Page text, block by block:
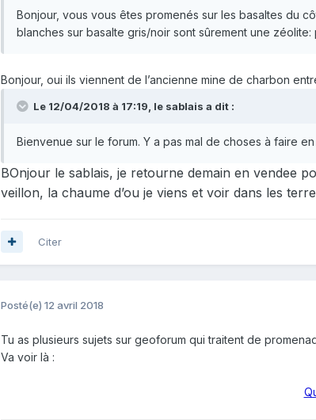
Bonjour, vous vous êtes promenés sur les basaltes du
blanches sur basalte gris/noir sont sûrement une
Bonjour, oui ils viennent de l’ancienne mine de charbon
Le 12/04/2018 à 17:19, le sablais a dit :
Bienvenue sur le forum. Y a pas mal de choses à faire
BOnjour le sablais, je retourne demain en vendee
veillon, la chaume d’ou je viens et voir dans les
Citer
Posté(e) 12 avril 2018
Tu as plusieurs sujets sur geoforum qui traitent de
Va voir là :